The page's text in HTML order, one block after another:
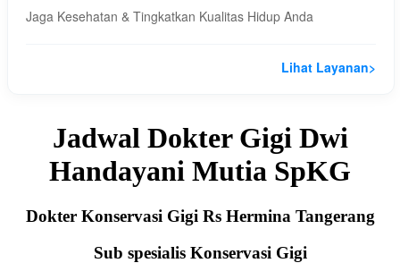
Jaga Kesehatan & Tingkatkan Kualitas Hidup Anda
Lihat Layanan>
Jadwal Dokter Gigi Dwi
Handayani Mutia SpKG
Dokter Konservasi Gigi Rs Hermina Tangerang
Sub spesialis Konservasi Gigi